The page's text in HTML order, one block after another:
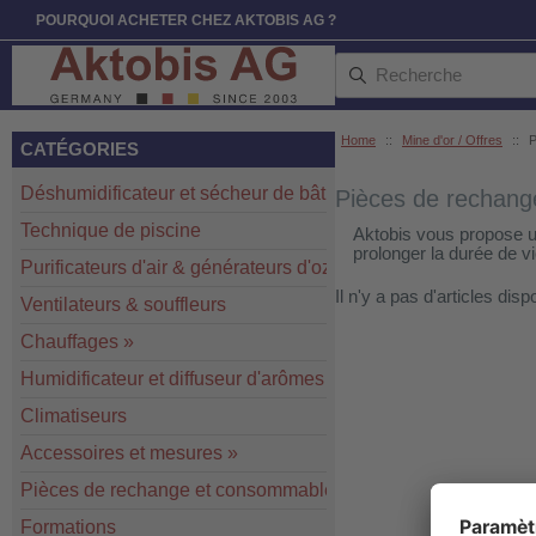
POURQUOI ACHETER CHEZ AKTOBIS AG ?
Home :: Mine d'or / Offres ::
Pièces de
Aktobis vous propose
prolonger la durée de
Il n'y a pas d'articles
CATÉGORIES
Déshumidificateur et sécheur de bâtiment»
Technique de piscine
Purificateurs d'air & générateurs d'ozone
Ventilateurs & souffleurs
Chauffages »
Humidificateur et diffuseur d'arômes
Climatiseurs
Accessoires et mesures »
Pièces de rechange et consommables
Formations